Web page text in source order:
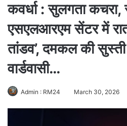
कवर्धा : सुलगता कचरा,
एसएलआरएम सेंटर में रात
तांडव’, दमकल की
वार्डवासी…
Admin : RM24 March 30, 2026